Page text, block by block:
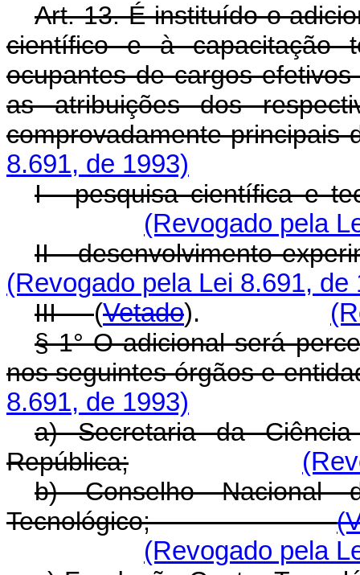
Art. 13. É instituído o
científico e à capacitação
ocupantes de cargos
as atribuições dos
comprovadamente principais
8.691, de 1993)
I - pesquisa científica e
(Revogado pela
II - desenvolvimento
(Revogado pela Lei 8.691, de
III -(Vetado).
§ 1° O adicional será
nos seguintes órgãos e
8.691, de 1993)
a) Secretaria da
República;
b) Conselho Nacional
Tecnológico;
(Revogado pela